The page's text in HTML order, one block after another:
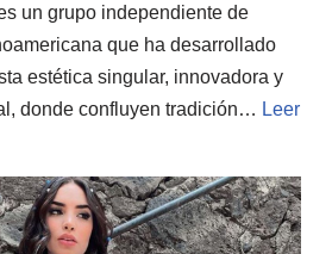
un grupo independiente de
que ha desarrollado
estética singular, innovadora y
donde confluyen tradición… Leer